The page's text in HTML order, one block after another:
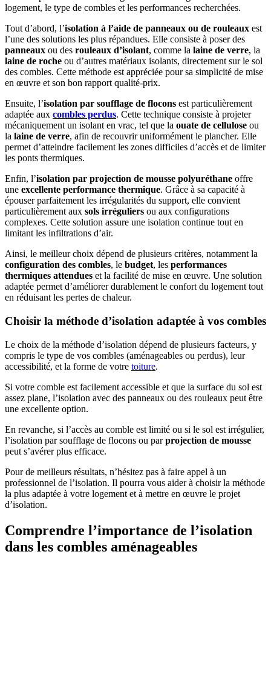
logement, le type de combles et les performances recherchées.
Tout d’abord, l’isolation à l’aide de panneaux ou de rouleaux est
l’une des solutions les plus répandues. Elle consiste à poser des
panneaux ou des rouleaux d’isolant, comme la laine de verre, la
laine de roche ou d’autres matériaux isolants, directement sur le sol
des combles. Cette méthode est appréciée pour sa simplicité de mise
en œuvre et son bon rapport qualité-prix.
Ensuite, l’isolation par soufflage de flocons est particulièrement
adaptée aux combles perdus. Cette technique consiste à projeter
mécaniquement un isolant en vrac, tel que la ouate de cellulose ou
la laine de verre, afin de recouvrir uniformément le plancher. Elle
permet d’atteindre facilement les zones difficiles d’accès et de limiter
les ponts thermiques.
Enfin, l’isolation par projection de mousse polyuréthane offre
une excellente performance thermique. Grâce à sa capacité à
épouser parfaitement les irrégularités du support, elle convient
particulièrement aux sols irréguliers ou aux configurations
complexes. Cette solution assure une isolation continue tout en
limitant les infiltrations d’air.
Ainsi, le meilleur choix dépend de plusieurs critères, notamment la
configuration des combles, le budget, les performances
thermiques attendues et la facilité de mise en œuvre. Une solution
adaptée permet d’améliorer durablement le confort du logement tout
en réduisant les pertes de chaleur.
Choisir la méthode d’isolation adaptée à vos combles
Le choix de la méthode d’isolation dépend de plusieurs facteurs, y
compris le type de vos combles (aménageables ou perdus), leur
accessibilité, et la forme de votre toiture.
Si votre comble est facilement accessible et que la surface du sol est
assez plane, l’isolation avec des panneaux ou des rouleaux peut être
une excellente option.
En revanche, si l’accès au comble est limité ou si le sol est irrégulier,
l’isolation par soufflage de flocons ou parprojection de mousse
peut s’avérer plus efficace.
Pour de meilleurs résultats, n’hésitez pas à faire appel à un
professionnel de l’isolation. Il pourra vous aider à choisir la méthode
la plus adaptée à votre logement et à mettre en œuvre le projet
d’isolation.
Comprendre l’importance de l’isolation
dans les combles aménageables